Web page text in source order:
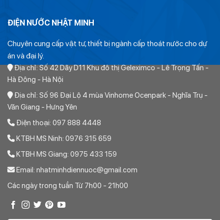
>> Xem thêm: Bảng báo giáống nhựa PVC tiền phong
Thứ nhất:
Ống PVC tiền phong chỉ có các đường kính sau: 21, 27, 34,
42, 48. 60, 75, 90, 110, 125, 140, 160, 180. 200, 225, 280,
315, 355. 400, 450, 500, Hết. Ngoài ra không có bất kỳ
giá có các đường kính gần đúng chúng tôi sẽ quy đổi về các
đường kính trên.
Thứ hai:
Ống nhựa PVC tiền phong tính đường kính là đường kính
ĐIỆN NƯỚC NHẬT MINH
Chuyên cung cấp vật tư, thiết bị ngành cấp thoát nước cho dự
án và đại lý.
Địa chỉ: Số 42 Dãy D11 Khu đô thị Geleximco - Lê Trọng Tấn -
Hà Đông - Hà Nội
Địa chỉ: Số 96 Đại Lộ 4 mùa Vinhome Ocenpark - Nghĩa Trụ -
Văn Giang - Hưng Yên
Điện thoại: 097 888 4448
KTBH MS Ninh: 0976 315 659
KTBH MS Giang: 0975 433 159
Email: nhatminhdiennuoc@gmail.com
Các ngày trong tuần Từ 7h00 - 21h00